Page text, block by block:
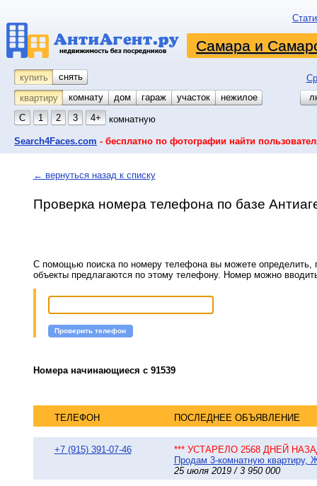
Самара и
купить снять
квартиру
комнату койко-место
дом гараж участок
нежилое
С
1 2 3 4+ комнатную
Search4Faces.com - бесплатно по фотографии найти
← вернуться назад к списку
Проверка номера телефона по базе
С помощью поиска по номеру телефона вы можете определить,
объекты предлагаются по этому телефону. Номер можно
Проверить телефон
Номера начинающиеся с 91539
ТЕЛЕФОН ПОСЛЕДНЕЕ ОБЪЯВЛЕНИЕ
+7 (915) 391-07-46
*** УСТАРЕЛО 2568 ДНЕЙ
Продам 3-комнатную квартиру,
25 июля 2019 / 3 950 000